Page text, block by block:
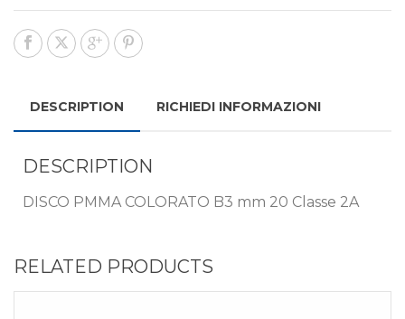
DESCRIPTION RICHIEDI INFORMAZIONI
DESCRIPTION
DISCO PMMA COLORATO B3 mm 20 Classe 2A
RELATED PRODUCTS